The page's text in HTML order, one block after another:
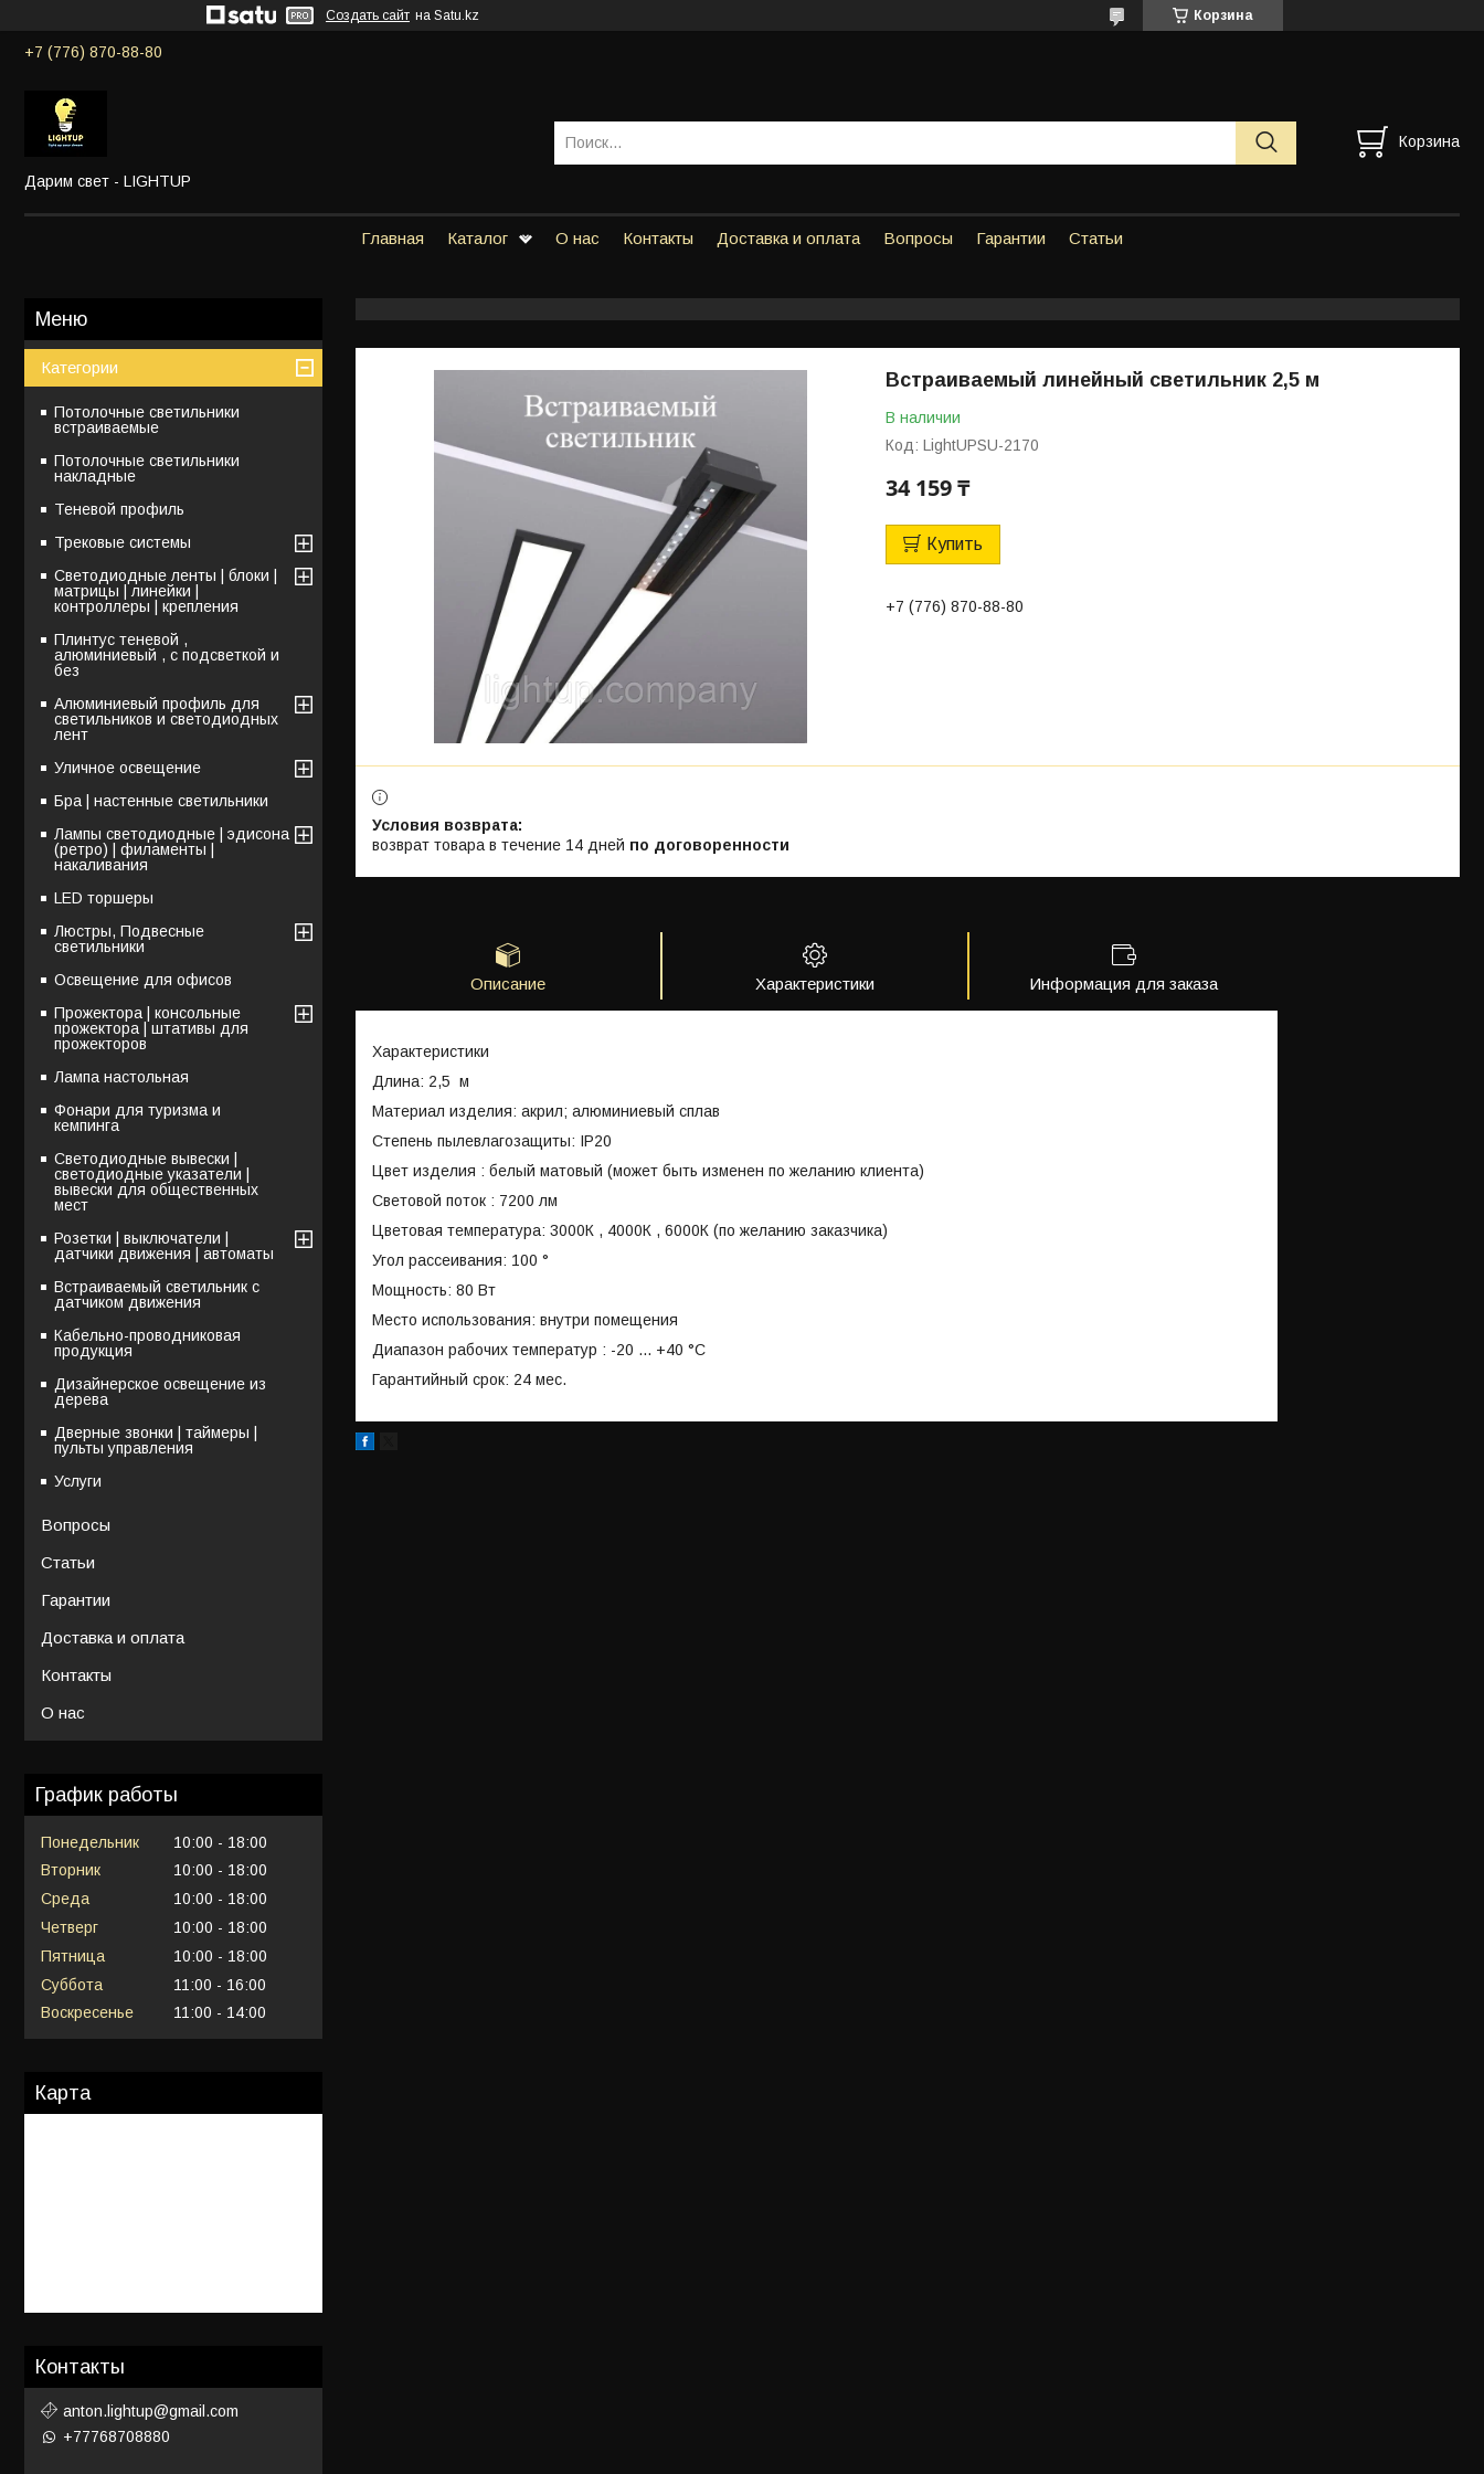
Создать сайт на Satu.kz Корзина
+7 (776) 870-88-80
Дарим свет - LIGHTUP
Корзина
Главная Каталог О нас Контакты Доставка и оплата Вопросы Гарантии Статьи
Встраиваемый линейный светильник 2,5 м
В наличии
Код: LightUPSU-2170
34 159 ₸
Купить
+7 (776) 870-88-80
возврат товара в течение 14 дней по договоренности
Описание Характеристики Информация для заказа
Характеристики
Длина: 2,5 м
Материал изделия: акрил; алюминиевый сплав
Степень пылевлагозащиты: IP20
Цвет изделия : белый матовый (может быть изменен по желанию клиента)
Световой поток : 7200 лм
Цветовая температура: 3000К , 4000К , 6000К (по желанию заказчика)
Угол рассеивания: 100 °
Мощность: 80 Вт
Место использования: внутри помещения
Диапазон рабочих температур : -20 ... +40 °C
Гарантийный срок: 24 мес.
Категории
Потолочные светильники
встраиваемые
Потолочные светильники
накладные
Теневой профиль
Трековые системы
Светодиодные ленты | блоки |
матрицы | линейки |
контроллеры | крепления
Плинтус теневой ,
алюминиевый , с подсветкой и
без
Алюминиевый профиль для
светильников и светодиодных
лент
Уличное освещение
Бра | настенные светильники
Лампы светодиодные | эдисона
(ретро) | филаменты |
накаливания
LED торшеры
Люстры, Подвесные
светильники
Освещение для офисов
Прожектора | консольные
прожектора | штативы для
прожекторов
Лампа настольная
Фонари для туризма и
кемпинга
Светодиодные вывески |
светодиодные указатели |
вывески для общественных
мест
Розетки | выключатели |
датчики движения | автоматы
Встраиваемый светильник с
датчиком движения
Кабельно-проводниковая
продукция
Дизайнерское освещение из
дерева
Дверные звонки | таймеры |
пульты управления
Услуги
Вопросы
Статьи
Гарантии
Доставка и оплата
Контакты
О нас
График работы
Понедельник 10:00
18:00
Вторник
10:00
18:00
Среда
10:00
18:00
Четверг
10:00
18:00
Пятница
10:00
18:00
Суббота
11:00
16:00
Воскресенье
11:00 14:00
Карта
Контакты
anton.lightup@gmail.com
+77768708880